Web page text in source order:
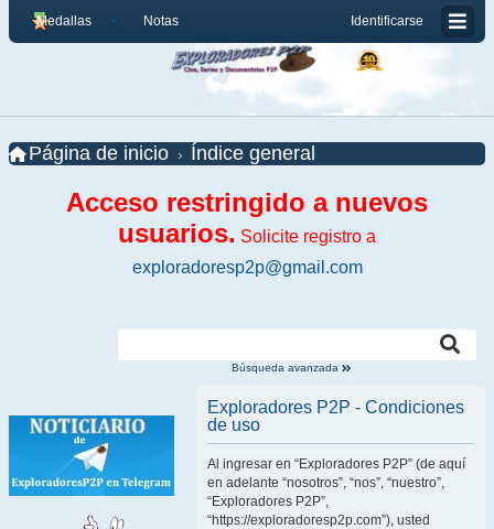
Identificarse
Medallas Notas
Página de inicio Índice general
Acceso restringido a nuevos
usuarios. Solicite registro a
exploradoresp2p@gmail.com
Búsqueda avanzada
Exploradores P2P - Condiciones
de uso
Al ingresar en “Exploradores P2P” (de aquí
en adelante “nosotros”, “nos”, “nuestro”,
“Exploradores P2P”,
“https://exploradoresp2p.com”), usted